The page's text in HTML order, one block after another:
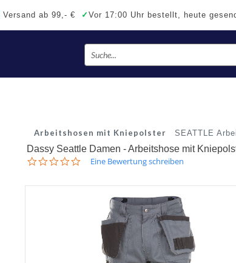
Versand ab 99,- € ✓ Vor 17:00 Uhr bestellt, heute
Arbeitshosen mit Kniepolster SEATTLE
Dassy Seattle Damen - Arbeitshose mit
0.0Eine Bewertung schreiben